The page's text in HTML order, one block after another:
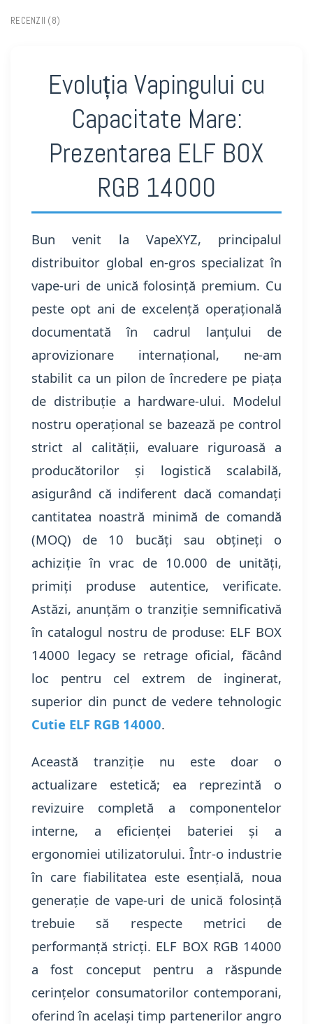
RECENZII (8)
Evoluția Vapingului cu
Capacitate Mare:
Prezentarea ELF BOX
RGB 14000
Bun venit la VapeXYZ, principalul
distribuitor global en-gros specializat în
vape-uri de unică folosință premium. Cu
peste opt ani de excelență operațională
documentată în cadrul lanțului de
aprovizionare internațional, ne-am
stabilit ca un pilon de încredere pe piața
de distribuție a hardware-ului. Modelul
nostru operațional se bazează pe control
strict al calității, evaluare riguroasă a
producătorilor și logistică scalabilă,
asigurând că indiferent dacă comandați
cantitatea noastră minimă de comandă
(MOQ) de 10 bucăți sau obțineți o
achiziție în vrac de 10.000 de unități,
primiți produse autentice, verificate.
Astăzi, anunțăm o tranziție semnificativă
în catalogul nostru de produse: ELF BOX
14000 legacy se retrage oficial, făcând
loc pentru cel extrem de inginerat,
superior din punct de vedere tehnologic
Cutie ELF RGB 14000.
Această tranziție nu este doar o
actualizare estetică; ea reprezintă o
revizuire completă a componentelor
interne, a eficienței bateriei și a
ergonomiei utilizatorului. Într-o industrie
în care fiabilitatea este esențială, noua
generație de vape-uri de unică folosință
trebuie să respecte metrici de
performanță stricți. ELF BOX RGB 14000
a fost conceput pentru a răspunde
cerințelor consumatorilor contemporani,
oferind în același timp partenerilor angro